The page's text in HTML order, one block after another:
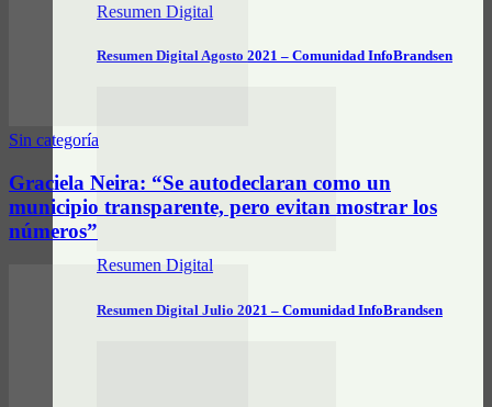
Resumen Digital
Resumen Digital Agosto 2021 – Comunidad InfoBrandsen
Resumen Digital
Resumen Digital Julio 2021 – Comunidad InfoBrandsen
Sin categoría
Graciela Neira: “Se autodeclaran como un
municipio transparente, pero evitan mostrar los
números”